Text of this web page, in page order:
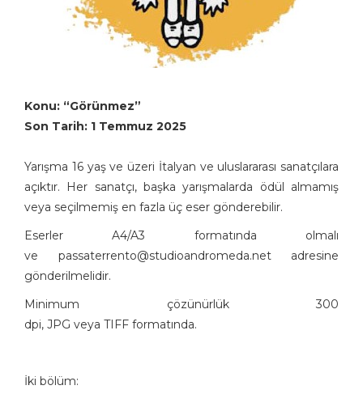
Konu: “Görünmez”
Son Tarih: 1 Temmuz 2025
Yarışma 16 yaş ve üzeri İtalyan ve uluslararası sanatçılara
açıktır. Her sanatçı, başka yarışmalarda ödül almamış
veya seçilmemiş en fazla üç eser gönderebilir.
Eserler A4/A3 formatında olmalı
ve passaterrento@studioandromeda.net adresine
gönderilmelidir.
Minimum çözünürlük 300
dpi, JPG veya TIFF formatında.
İki bölüm: